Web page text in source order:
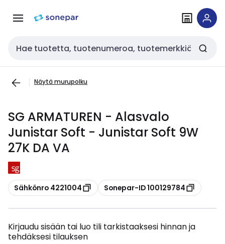
navigointiinsisältöön
Haku
Näytä murupolku
SG ARMATUREN - Alasvalo
Junistar Soft - Junistar Soft 9W
27K DA VA
Kopioi
Sähkönro 4221004 Kopioi
Sonepar-ID 100129784
Kirjaudu sisään tai luo tili tarkistaaksesi hinnan ja
tehdäksesi tilauksen